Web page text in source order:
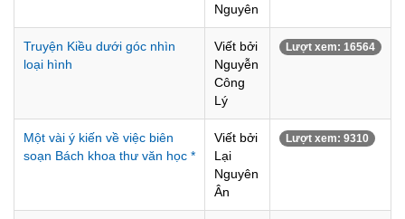
Nguyên
Truyện Kiều dưới góc nhìn
loại hình
Viết bởi
Nguyễn
Công
Lý
Lượt xem: 16564
Một vài ý kiến về việc biên
soạn Bách khoa thư văn học *
Viết bởi
Lại
Nguyên
Ân
Lượt xem: 9310